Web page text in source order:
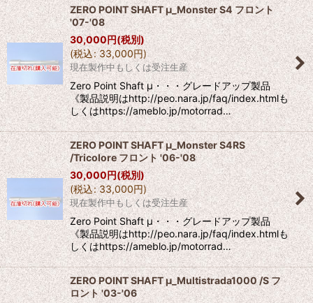
ZERO POINT SHAFT μ_Monster S4 フロント
'07-'08
30,000円(税別)
(税込: 33,000円)
現在製作中もしくは受注生産
Zero Point Shaft μ・・・グレードアップ製品
《製品説明はhttp://peo.nara.jp/faq/index.htmlも
しくはhttps://ameblo.jp/motorrad…
ZERO POINT SHAFT μ_Monster S4RS
/Tricolore フロント '06-'08
30,000円(税別)
(税込: 33,000円)
現在製作中もしくは受注生産
Zero Point Shaft μ・・・グレードアップ製品
《製品説明はhttp://peo.nara.jp/faq/index.htmlも
しくはhttps://ameblo.jp/motorrad…
ZERO POINT SHAFT μ_Multistrada1000 /S フ
ロント '03-'06